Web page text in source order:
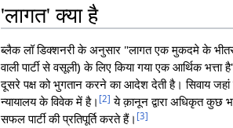
'लागत' क्या है
ब्लैक लॉ डिक्शनरी के अनुसार "लागत एक मुकदमे के भीतर
वाली पार्टी से वसूली) के लिए किया गया एक आर्थिक भत्ता
दूसरे पक्ष को भुगतान करने का आदेश देती है। सिवाय जहां
न्यायालय के विवेक में है। [2] ये क़ानून द्वारा अधिकृत कुछ
सफल पार्टी की प्रतिपूर्ति करते हैं। [3]